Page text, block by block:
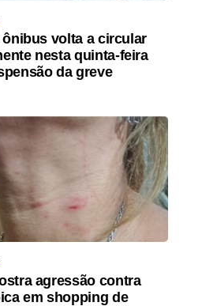
ônibus volta a circular
nesta quinta-feira
da greve
agressão contra
em shopping de